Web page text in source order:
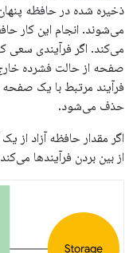
حذف می‌شود.
اگر مقدار حافظه آزاد
از بین بردن فرآیندها